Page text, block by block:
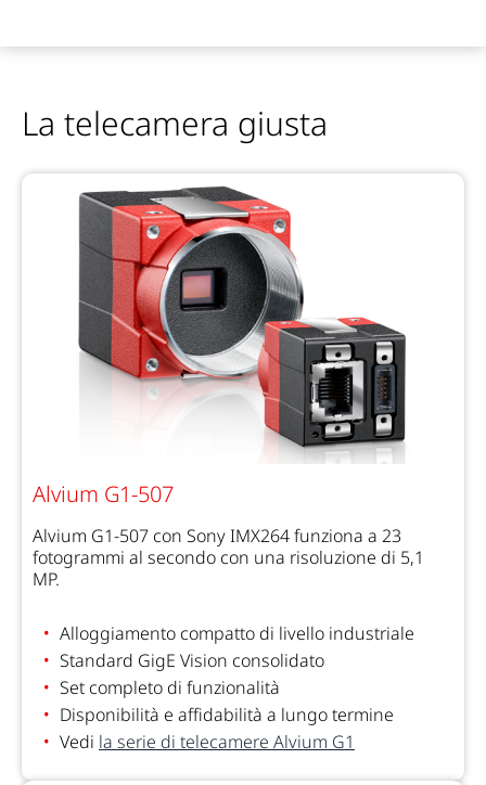
La telecamera giusta
Alvium G1-507
Alvium G1-507 con Sony IMX264 funziona a 23
fotogrammi al secondo con una risoluzione di 5,1
MP.
Alloggiamento compatto di livello industriale
Standard GigE Vision consolidato
Set completo di funzionalità
Disponibilità e affidabilità a lungo termine
Vedi la serie di telecamere Alvium G1